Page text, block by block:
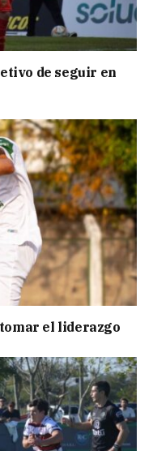
de seguir en
el liderazgo